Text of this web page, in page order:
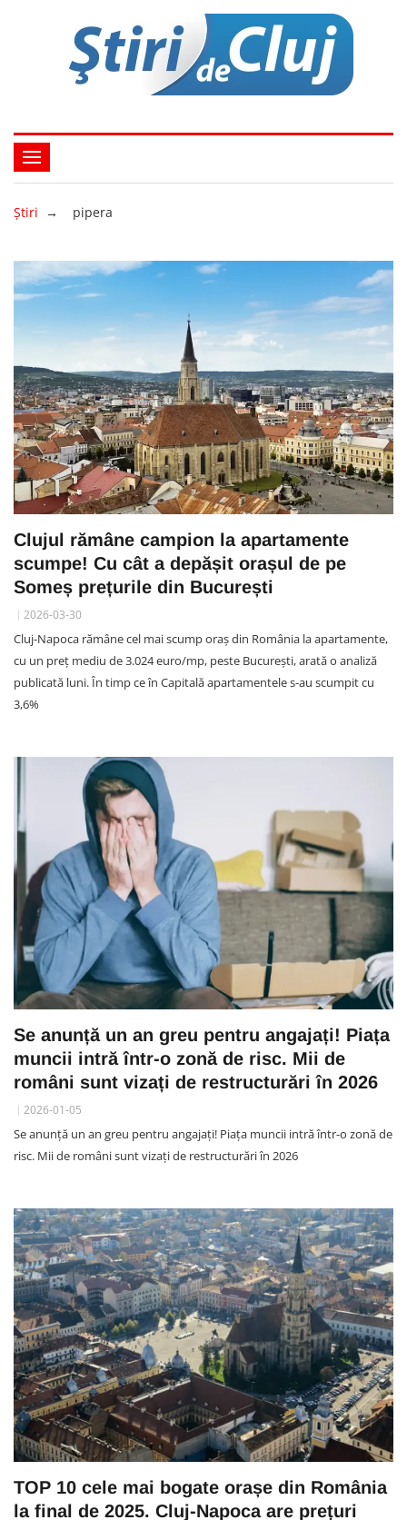
Ştiri → pipera
Clujul rămâne campion la apartamente
scumpe! Cu cât a depășit orașul de pe
Someș prețurile din București
2026-03-30
Cluj-Napoca rămâne cel mai scump oraș din România la apartamente,
cu un preț mediu de 3.024 euro/mp, peste București, arată o analiză
publicată luni. În timp ce în Capitală apartamentele s-au scumpit cu
3,6%
Se anunță un an greu pentru angajați! Piața
muncii intră într-o zonă de risc. Mii de
români sunt vizați de restructurări în 2026
2026-01-05
Se anunță un an greu pentru angajați! Piața muncii intră într-o zonă de
risc. Mii de români sunt vizați de restructurări în 2026
TOP 10 cele mai bogate orașe din România
la final de 2025. Cluj-Napoca are prețuri